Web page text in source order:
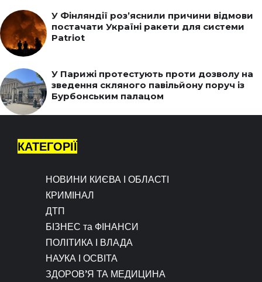
У Фінляндії роз’яснили причини відмови
постачати Україні ракети для системи
Patriot
У Парижі протестують проти дозволу на
зведення скляного павільйону поруч із
Бурбонським палацом
КАТЕГОРІЇ
НОВИНИ КИЄВА І ОБЛАСТІ
КРИМІНАЛ
ДТП
БІЗНЕС та ФІНАНСИ
ПОЛІТИКА І ВЛАДА
НАУКА І ОСВІТА
ЗДОРОВ’Я ТА МЕДИЦИНА